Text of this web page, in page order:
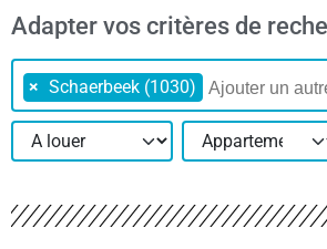
Adapter vos critères de
× Schaerbeek (1030)